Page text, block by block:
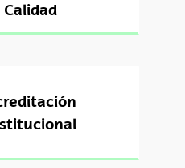
Calidad